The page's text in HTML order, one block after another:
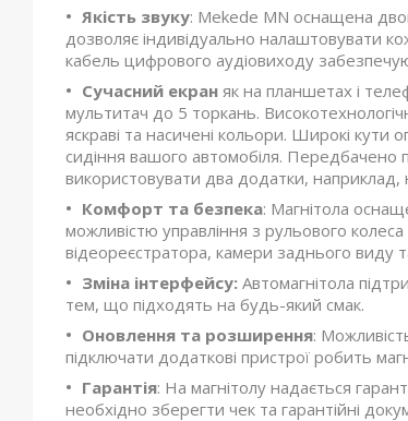
Якість звуку: Mekede MN оснащена
дозволяє індивідуально налаштовувати
кабель цифрового аудіовиходу
Сучасний екран як на планшетах і
мультитач до 5 торкань.
яскраві та насичені кольори. Широкі
сидіння вашого автомобіля. Передбачено
використовувати два додатки, наприклад,
Комфорт та безпека: Магнітола
можливістю управління з рульового
відеореєстратора, камери заднього виду
Зміна інтерфейсу: Автомагнітола
тем, що підходять на будь-який смак.
Оновлення та розширення:
підключати додаткові пристрої робить
Гарантія: На магнітолу надається
необхідно зберегти чек та гарантійні